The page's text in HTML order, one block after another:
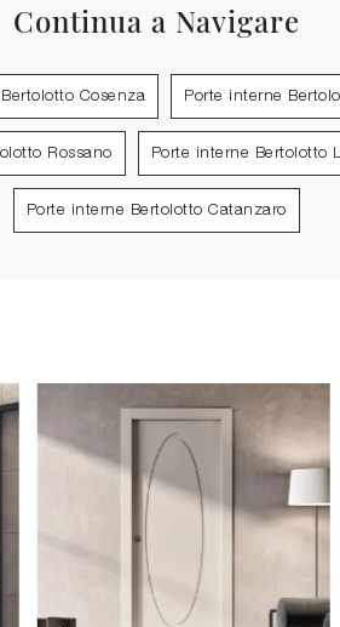
Continua a Navigare
Cosenza Porte interne
Rossano Porte interne Bertolotto
Porte interne Bertolotto Catanzaro